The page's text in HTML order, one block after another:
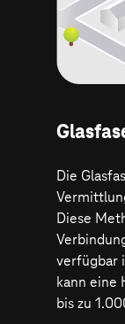
Die
Diese
verfügbar
kann eine
bis zu